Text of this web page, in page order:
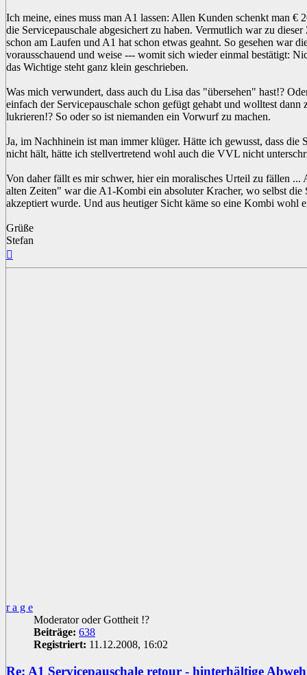
Ich meine, eines muss man A1 lassen: Allen Kunden schenkt man €
die Servicepauschale abgesichert zu haben. Vermutlich war zu
schon am Laufen und A1 hat schon etwas geahnt. So gesehen war
vorausschauend und weise --- womit sich wieder einmal bestätigt:
das Wichtige steht ganz klein geschrieben.
Was mich verwundert, dass auch du Lisa das "übersehen" hast!?
einfach der Servicepauschale schon gefügt gehabt und wolltest dann
lukrieren!? So oder so ist niemanden ein Vorwurf zu machen.
Ja, im Nachhinein ist man immer klüger. Hätte ich gewusst, dass die
nicht hält, hätte ich stellvertretend wohl auch die VVL nicht
Von daher fällt es mir schwer, hier ein moralisches Urteil zu fällen ...
alten Zeiten" war die A1-Kombi ein absoluter Kracher, wo selbst die
akzeptiert wurde. Und aus heutiger Sicht käme so eine Kombi wohl
Grüße
Stefan
r a g e
Moderator oder Gottheit !?
Beiträge: 638
Registriert: 11.12.2008, 16:02
Re: A1 Servicepauschale retour - hinterhältige